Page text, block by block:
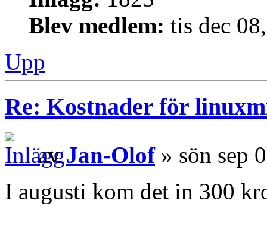
Blev medlem: tis dec
Upp
Re: Kostnader för
avJan-Olof» sön sep
I augusti kom det in 300